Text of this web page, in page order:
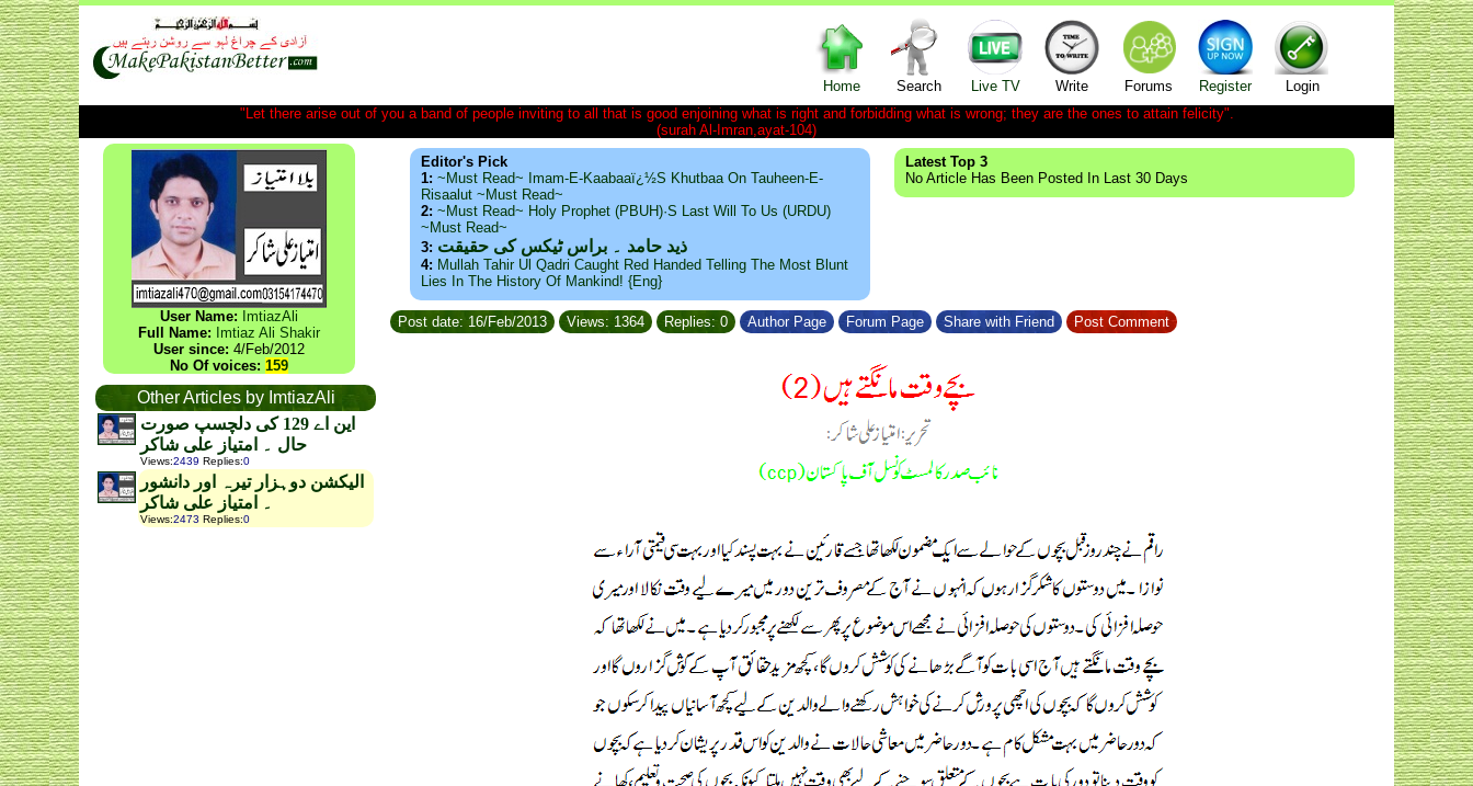
Home Search Live TV Write Forums Register
Login
"Let there arise out of you a band of people inviting to all that is good enjoining what is right and forbidding what is wrong; they are the ones to attain felicity".
(surah Al-Imran,ayat-104)
User Name: ImtiazAli
Full Name: Imtiaz Ali Shakir
User since: 4/Feb/2012
No Of voices: 159
Other Articles by ImtiazAli
این اے 129 کی دلچسپ صورت
حال ۔ امتیاز علی شاکر
Views:2439 Replies:0
الیکشن دوہزار تیرہ اور دانشور
۔ امتیاز علی شاکر
Views:2473 Replies:0
Editor's Pick
1: ~Must Read~ Imam-E-Kaabaaï¿½s Khutbaa On Tauheen-E-
Risaalut ~Must Read~
2: ~Must Read~ Holy Prophet (PBUH)·s Last Will To Us (URDU)
~Must Read~
3: ذید حامد ۔ براس ٹیکس کی حقیقت
4: Mullah Tahir Ul Qadri Caught Red Handed Telling The Most Blunt
Lies In The History Of Mankind! {Eng}
Latest Top 3
No Article Has Been Posted In Last 30 Days
Post date: 16/Feb/2013 Views: 1364 Replies: 0 Author Page Forum Page Share with Friend Post Comment